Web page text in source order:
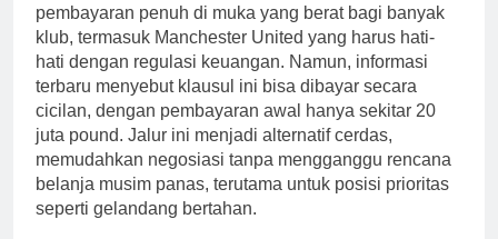
pembayaran penuh di muka yang berat bagi banyak
klub, termasuk Manchester United yang harus hati-
hati dengan regulasi keuangan. Namun, informasi
terbaru menyebut klausul ini bisa dibayar secara
cicilan, dengan pembayaran awal hanya sekitar 20
juta pound. Jalur ini menjadi alternatif cerdas,
memudahkan negosiasi tanpa mengganggu rencana
belanja musim panas, terutama untuk posisi prioritas
seperti gelandang bertahan.